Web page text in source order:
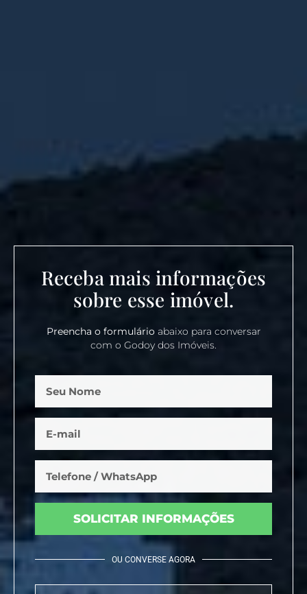
Receba mais informações
sobre esse imóvel.
Preencha o formulárioabaixo para conversar
com o Godoy dos Imóveis.
SOLICITAR INFORMAÇÕES
OU CONVERSE AGORA